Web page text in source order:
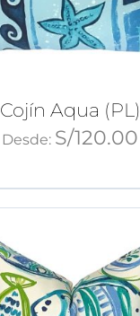
Cojín Aqua (PL)
Desde: S/120.00